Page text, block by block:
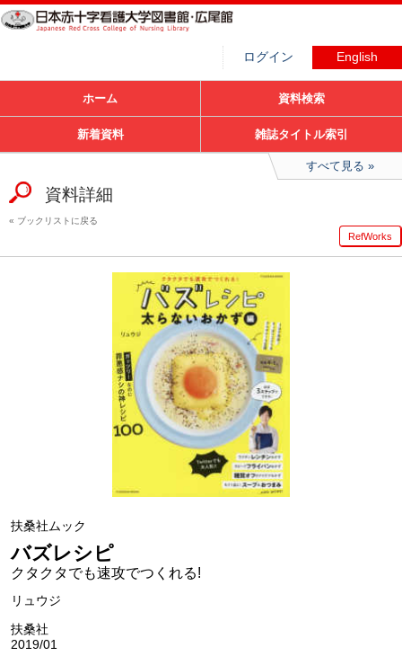
ログイン English
ホーム 資料検索
新着資料 雑誌タイトル索引
すべて見る
資料詳細
ブックリストに戻る
RefWorks
扶桑社ムック
バズレシピ
クタクタでも速攻でつくれる!
リュウジ
扶桑社
2019/01